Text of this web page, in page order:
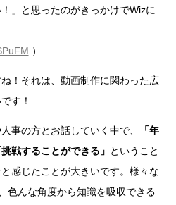
」と思ったのがきっかけでWizに
）
！それは、動画制作に関わった広
す！
事の方とお話していく中で、
「年
戦することができる」 ということ
感じたことが大きいです。様々な
色んな角度から知識を吸収できる